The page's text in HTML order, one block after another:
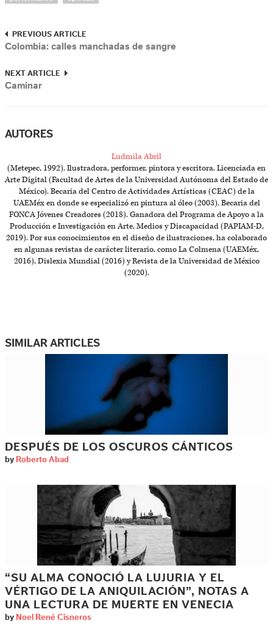
PREVIOUS ARTICLE
Colombia: calles manchadas de sangre
NEXT ARTICLE
Caminar
AUTORES
Ludmila Abril
(Metepec, 1992). Ilustradora, performer, pintora y escritora. Licenciada en
Arte Digital (Facultad de Artes de la Universidad Autónoma del Estado de
México). Becaria del Centro de Actividades Artísticas (CEAC) de la
UAEMéx en donde se especializó en pintura al óleo (2003). Becaria del
FONCA Jóvenes Creadores (2018). Ganadora del Programa de Apoyo a la
Producción e Investigación en Arte, Medios y Discapacidad (PAPIAM-D,
2019). Por sus conocimientos en el diseño de ilustraciones, ha colaborado
en algunas revistas de carácter literario, como La Colmena (UAEMéx,
2016), Dislexia Mundial (2016) y Revista de la Universidad de México
(2020).
SIMILAR ARTICLES
DESPUÉS DE LOS OSCUROS CÁNTICOS
by Roberto Abad
“SU ALMA CONOCIÓ LA LUJURIA Y EL
VÉRTIGO DE LA ANIQUILACIÓN”, NOTAS A
UNA LECTURA DE MUERTE EN VENECIA
by Noel René Cisneros